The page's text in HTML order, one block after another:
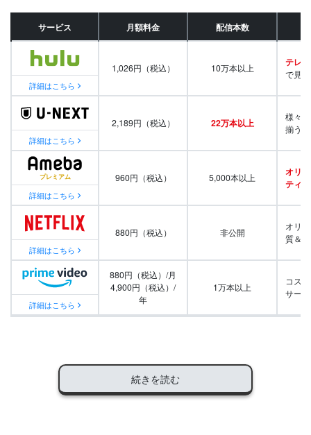
サービス 月額料金 配信本数
詳細はこちら
1,026円（税込） 10万本以上 テレビ
で見
詳細はこちら
2,189円（税込） 22万本以上
様々
揃う
詳細はこちら
960円（税込） 5,000本以上
オリ
ティ
詳細はこちら
880円（税込） 非公開
オリ
質＆
詳細はこちら
880円（税込）/月
4,900円（税込）/
年
1万本以上
コス
サー
続きを読む